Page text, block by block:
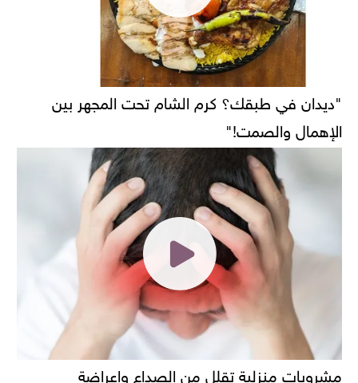
"ديدان في طبقك؟ كرم الشام تحت المجهر بين
الإهمال والصمت!"
مشروبات منزلية تقلل من الصداع واعراضة